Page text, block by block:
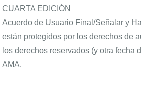
de LCD / NCD
CUARTA EDICIÓN
Acuerdo de Usuario Final/Señalar y
están protegidos por los derechos de
los derechos reservados (y otra fecha
AMA.